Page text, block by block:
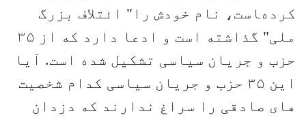
کرده‌‍است، نام خودش را" ائتلاف بزرگ
ملی" گذاشته است و ادعا دارد که از ۳۵
حزب و جریان سیاسی تشکیل شده است. آیا
این ۳۵ حزب و جریان سیاسی کدام شخصیت
های صادقی را سراغ ندارند که دزدان